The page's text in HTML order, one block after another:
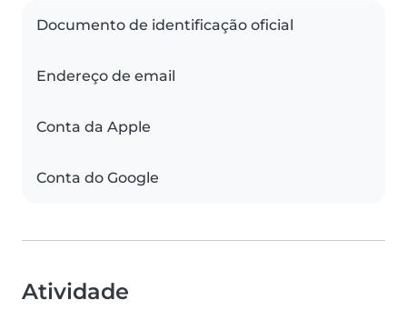
Documento de identificação oficial
Endereço de email
Conta da Apple
Conta do Google
Atividade